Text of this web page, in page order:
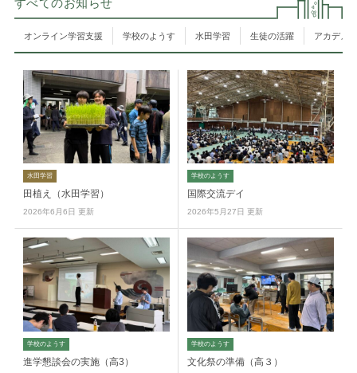
すべてのお知らせ
オンライン学習支援 学校のようす 水田学習 生徒の活躍 アカデメ
水田学習
田植え（水田学習）
2026年6月6日 更新
学校のようす
国際交流デイ
2026年5月27日 更新
学校のようす
進学懇談会の実施（高3）
学校のようす
文化祭の準備（高３）